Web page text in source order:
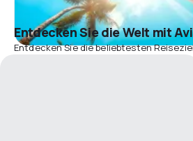
Entdecken Sie die Welt mit
Entdecken Sie die beliebtesten